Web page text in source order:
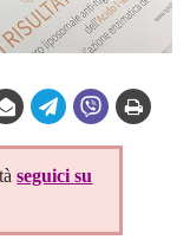
seguici su